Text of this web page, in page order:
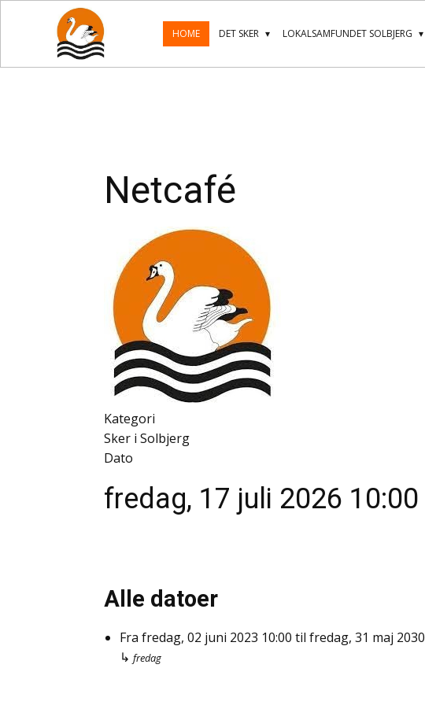
HOME DET SKER LOKALSAMFUNDET SOLBJERG
Netcafé
Kategori
Sker i Solbjerg
Dato
fredag, 17 juli 2026 10:00
Alle datoer
Fra fredag, 02 juni 2023 10:00 til fredag, 31 maj 2030
↳ fredag